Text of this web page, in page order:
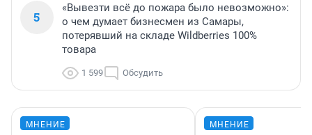
5
«Вывезти всё до пожара было невозможно»:
о чем думает бизнесмен из Самары,
потерявший на складе Wildberries 100%
товара
1 599 Обсудить
МНЕНИЕ МНЕНИЕ